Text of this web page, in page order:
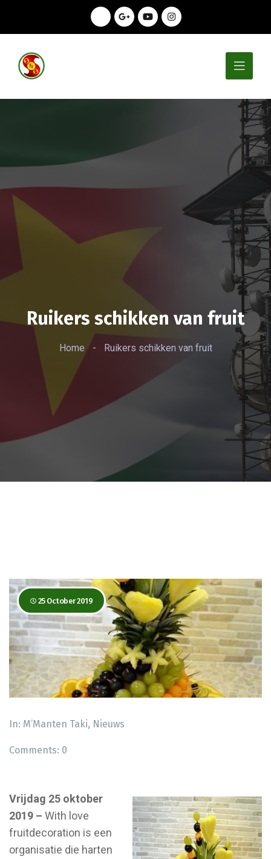
Ruikers schikken van fruit
Home - Ruikers schikken van fruit
25 October 2019
In: M’Manten Taki, Nieuws
Comments: 0
Vrijdag 25 oktober
2019 – With love
fruitdecoration is een
organisatie die harten